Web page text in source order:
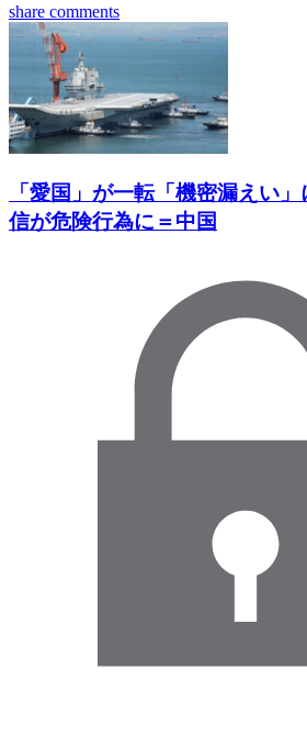
share comments
「愛国」が一転「機密漏えい
信が危険行為に＝中国